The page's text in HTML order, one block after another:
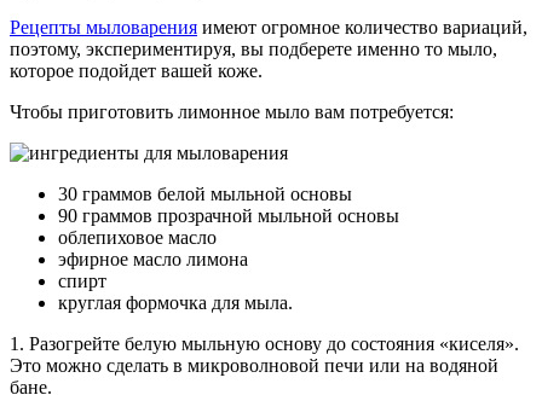
Рецепты мыловарения имеют огромное количество вариаций,
поэтому, экспериментируя, вы подберете именно то мыло,
которое подойдет вашей коже.
Чтобы приготовить лимонное мыло вам потребуется:
30 граммов белой мыльной основы
90 граммов прозрачной мыльной основы
облепиховое масло
эфирное масло лимона
спирт
круглая формочка для мыла.
1. Разогрейте белую мыльную основу до состояния «киселя».
Это можно сделать в микроволновой печи или на водяной
бане.